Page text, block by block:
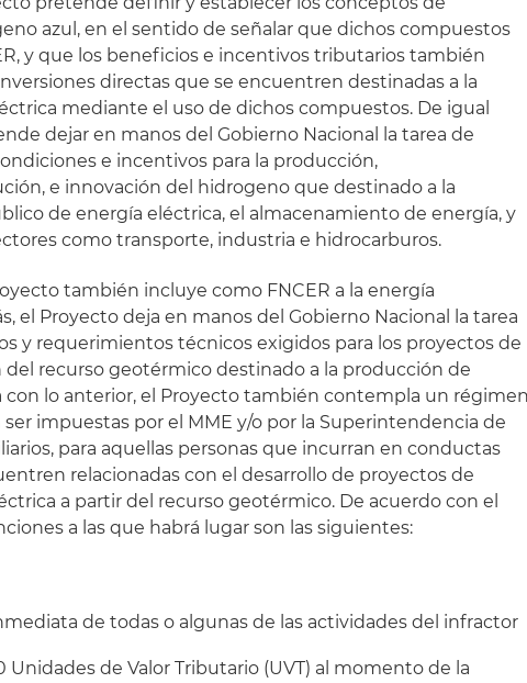
azul, en el sentido de señalar que dichos compuestos
y que los beneficios e incentivos tributarios también
directas que se encuentren destinadas a la
mediante el uso de dichos compuestos. De igual
dejar en manos del Gobierno Nacional la tarea de
e incentivos para la producción,
e innovación del hidrogeno que destinado a la
de energía eléctrica, el almacenamiento de energía, y
como transporte, industria e hidrocarburos.
también incluye como FNCER a la energía
el Proyecto deja en manos del Gobierno Nacional la tarea
y requerimientos técnicos exigidos para los proyectos de
recurso geotérmico destinado a la producción de
con lo anterior, el Proyecto también contempla un
impuestas por el MME y/o por la Superintendencia de
para aquellas personas que incurran en conductas
relacionadas con el desarrollo de proyectos de
a partir del recurso geotérmico. De acuerdo con el
a las que habrá lugar son las siguientes:
de todas o algunas de las actividades del infractor
Unidades de Valor Tributario (UVT) al momento de la